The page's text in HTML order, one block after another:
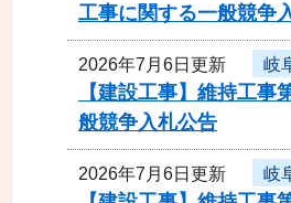
工事に関する一般競争
2026年7月6日更新 岐
【建設工事】維持工
般競争入札公告
2026年7月6日更新 岐